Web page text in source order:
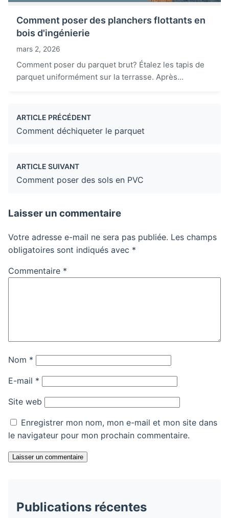
Comment poser des planchers flottants en
bois d'ingénierie
mars 2, 2026
Comment poser du parquet brut? Étalez les tapis de
parquet uniformément sur la terrasse. Après...
ARTICLE PRÉCÉDENT
Comment déchiqueter le parquet
ARTICLE SUIVANT
Comment poser des sols en PVC
Laisser un commentaire
Votre adresse e-mail ne sera pas publiée. Les champs
obligatoires sont indiqués avec *
Commentaire *
Nom *
E-mail *
Site web
Enregistrer mon nom, mon e-mail et mon site dans
le navigateur pour mon prochain commentaire.
Laisser un commentaire
Publications récentes